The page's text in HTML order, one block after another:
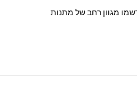
מגוון רחב של מתנות